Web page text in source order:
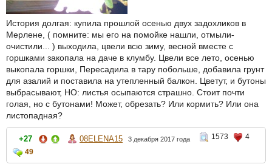
История долгая: купила прошлой осенью двух задохликов в
Мерлене, ( помните: мы его на помойке нашли, отмыли-
очистили... ) выходила, цвели всю зиму, весной вместе с
горшками закопала на даче в клумбу. Цвели все лето, осенью
выкопала горшки, Пересадила в тару побольше, добавила грунт
для азалий и поставила на утепленный балкон. Цветут, и бутоны
выбрасывают, НО: листья осыпаются страшно. Стоит почти
голая, но с бутонами! Может, обрезать? Или кормить? Или она
листопадная?
+27 08ELENA15 3 декабря 2017 года 1573
4
49